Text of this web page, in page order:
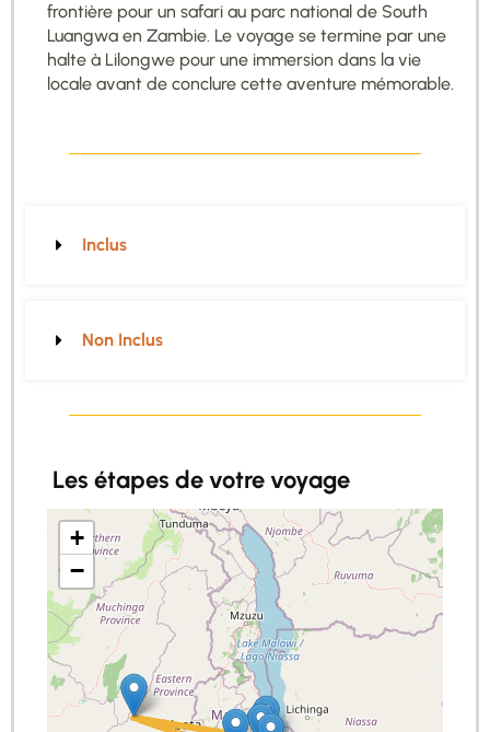
frontière pour un safari au parc national de South
Luangwa en Zambie. Le voyage se termine par une
halte à Lilongwe pour une immersion dans la vie
locale avant de conclure cette aventure mémorable.
Inclus
Non Inclus
Les étapes de votre voyage
+
−